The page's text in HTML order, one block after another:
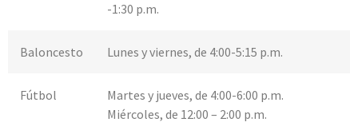
-1:30 p.m.
Baloncesto Lunes y viernes, de 4:00-5:15 p.m.
Fútbol
Martes y jueves, de 4:00-6:00 p.m.
Miércoles, de 12:00 – 2:00 p.m.